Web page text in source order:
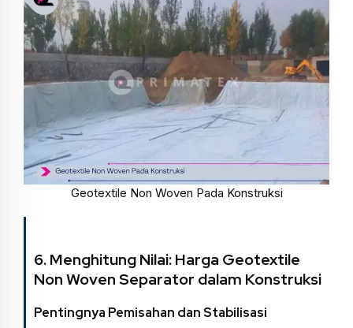
Geotextile Non Woven Pada Konstruksi
6. Menghitung Nilai:Harga Geotextile
Non Woven Separator dalam Konstruksi
Pentingnya Pemisahan dan Stabilisasi